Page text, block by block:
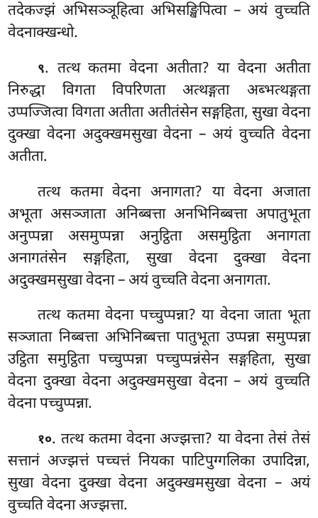
तदेकज्झं अभिसञ्ञूहित्वा अभिसङ्खिपित्वा – अयं वुच्चति
वेदनाक्खन्धो.
९. तत्थकतमा वेदना अतीता? या वेदना अतीता
निरुद्धा विगता विपरिणता अत्थङ्गता अब्भत्थङ्गता
उप्पज्जित्वा विगता अतीता अतीतंसेन सङ्गहिता, सुखा वेदना
दुक्खा वेदना अदुक्खमसुखा वेदना – अयं वुच्चति वेदना
अतीता.
तत्थ कतमा वेदना अनागता? या वेदना अजाता
अभूता असञ्जाता अनिब्बत्ता अनभिनिब्बत्ता अपातुभूता
अनुप्पन्ना असमुप्पन्ना अनुट्ठिता असमुट्ठिता अनागता
अनागतंसेन सङ्गहिता, सुखा वेदना दुक्खा वेदना
अदुक्खमसुखा वेदना – अयं वुच्चति वेदना अनागता.
तत्थ कतमा वेदना पच्चुप्पन्ना? या वेदना जाता भूता
सञ्जाता निब्बत्ता अभिनिब्बत्ता पातुभूता उप्पन्ना समुप्पन्ना
उट्ठिता समुट्ठिता पच्चुप्पन्ना पच्चुप्पन्नंसेन सङ्गहिता, सुखा
वेदना दुक्खा वेदना अदुक्खमसुखा वेदना – अयं वुच्चति
वेदना पच्चुप्पन्ना.
१०. तत्थ कतमा वेदना अज्झत्ता? या वेदना तेसं तेसं
सत्तानं अज्झत्तं पच्चत्तं नियका पाटिपुग्गलिका उपादिन्ना,
सुखा वेदना दुक्खा वेदना अदुक्खमसुखा वेदना – अयं
वुच्चति वेदना अज्झत्ता.